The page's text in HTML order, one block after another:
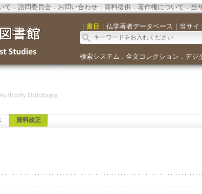
て．諮問委員会． お問い合わせ． 資料提供．著作権について．当
｜ 書目 ｜ 仏学著者データベース ｜ 当サイ
検索システム ． 全文コレクション ． デジ
資料改正